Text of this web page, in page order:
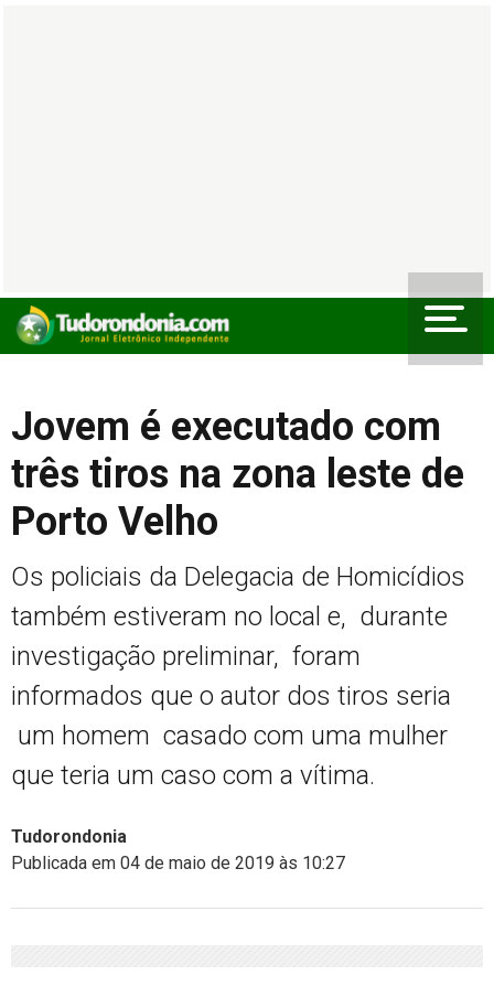
Jovem é executado com
três tiros na zona leste de
Porto Velho
Os policiais da Delegacia de Homicídios
também estiveram no local e, durante
investigação preliminar, foram
informados que o autor dos tiros seria
um homem casado com uma mulher
que teria um caso com a vítima.
Tudorondonia
Publicada em 04 de maio de 2019 às 10:27